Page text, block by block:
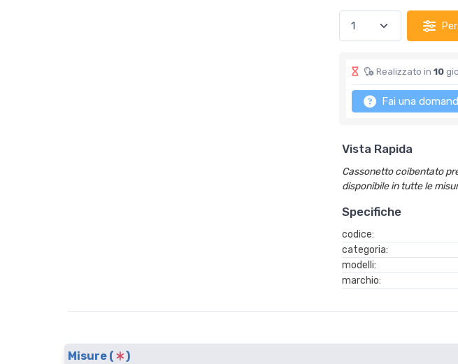
Realizzato in10
Fai una
Vista Rapida
Cassonetto coibentato
disponibile in tutte le
Specifiche
codice:
categoria:
modelli:
marchio:
Misure ( )